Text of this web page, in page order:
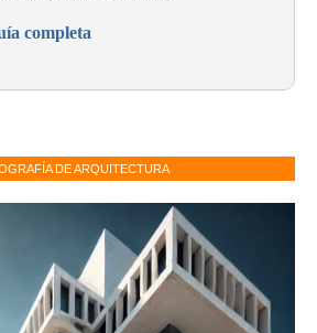
completa
DE ARQUITECTURA